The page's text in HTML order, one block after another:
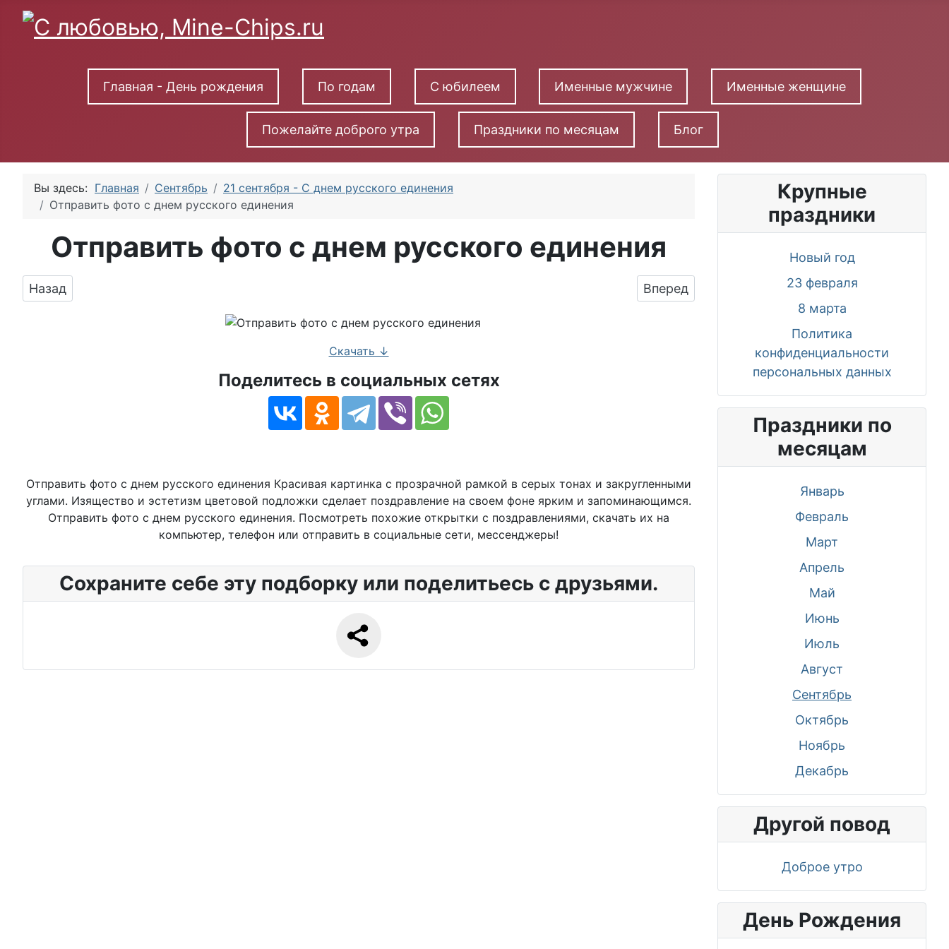
Главная - День рождения По годам С юбилеем Именные мужчине Именные женщине
Пожелайте доброго утра Праздники по месяцам Блог
Вы здесь: Главная Сентябрь
21 сентября - С днем русского единения
Отправить фото с днем русского единения
Отправить фото с днем русского единения
Предыдущий: Бесплатно сохранить открытку на день русского единения
Назад Следующий: Яркая картинка с днем русского
Вперед
Скачать ↓
Поделитесь в социальных сетях
Отправить фото с днем русского единения Красивая картинка с прозрачной рамкой в серых тонах и закругленными
углами. Изящество и эстетизм цветовой подложки сделает поздравление на своем фоне ярким и запоминающимся.
Отправить фото с днем русского единения. Посмотреть похожие открытки с поздравлениями, скачать их на
компьютер, телефон или отправить в социальные сети, мессенджеры!
Сохраните себе эту подборку или поделитьесь с друзьями.
Крупные
праздники
Новый год
23 февраля
8 марта
Политика
конфиденциальности
персональных данных
Праздники по
месяцам
Январь
Февраль
Март
Апрель
Май
Июнь
Июль
Август
Сентябрь
Октябрь
Ноябрь
Декабрь
Другой повод
Доброе утро
День Рождения